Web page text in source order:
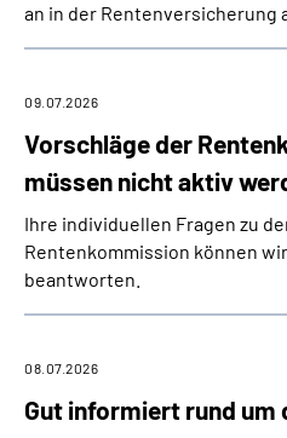
an in der Rentenversicherung
Vorschläge der
müssen nicht aktiv
09.07.2026
Ihre individuellen Fragen zu
Rentenkommission können
beantworten.
Gut informiert rund um
08.07.2026